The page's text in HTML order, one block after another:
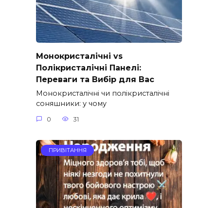
Монокристалічні vs
Полікристалічні Панелі:
Переваги та Вибір для Вас
Монокристалічні чи полікристалічні
соняшники: у чому
0 31
ПРИВІТАННЯ